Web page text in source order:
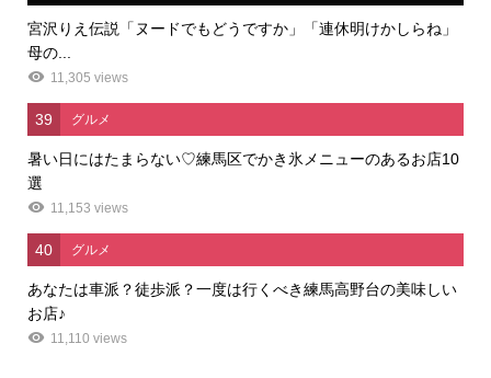
宮沢りえ伝説「ヌードでもどうですか」「連休明けかしらね」
母の...
11,305 views
39 グルメ
暑い日にはたまらない♡練馬区でかき氷メニューのあるお店10
選
11,153 views
40 グルメ
あなたは車派？徒歩派？一度は行くべき練馬高野台の美味しい
お店♪
11,110 views